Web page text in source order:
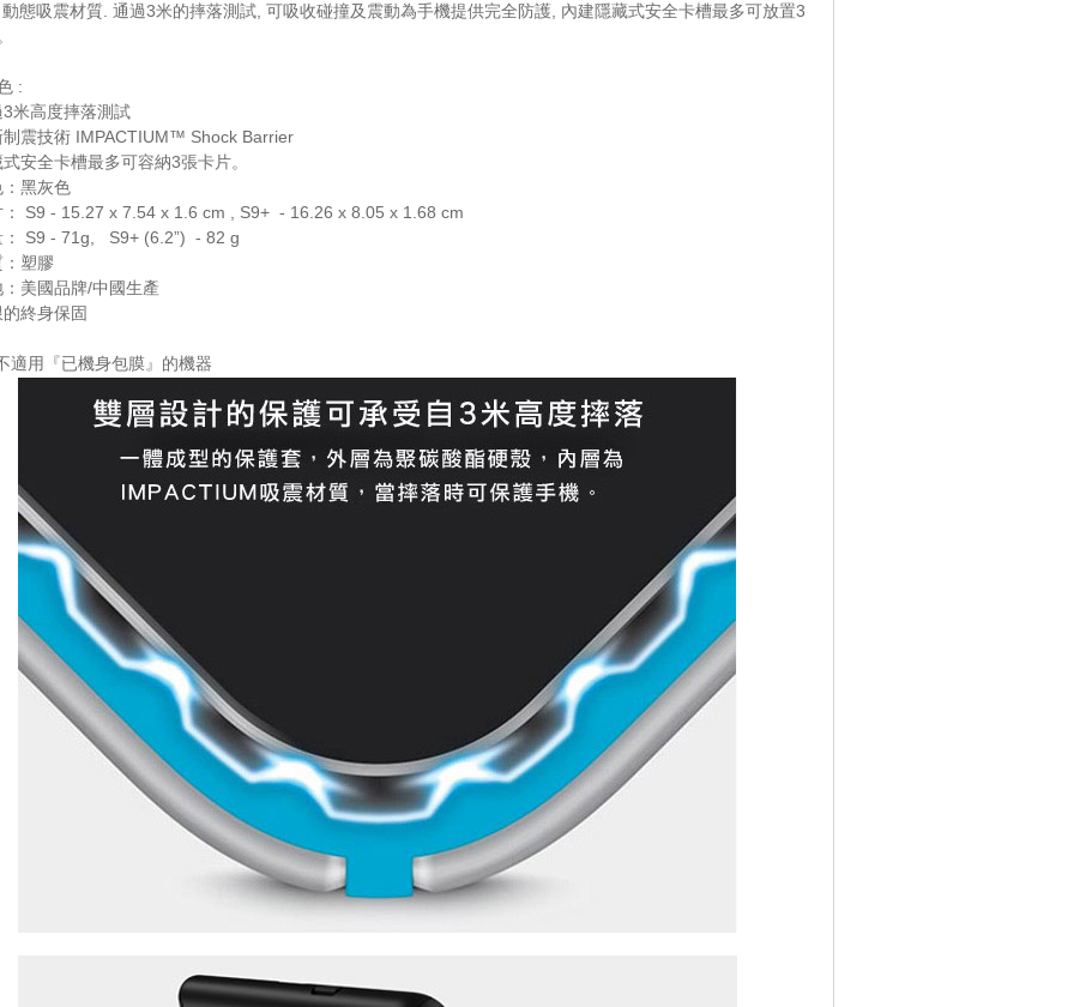
態吸震材質. 通過3米的摔落測試, 可吸收碰撞及震動為手機提供完全防護, 內建隱藏式安全卡槽最多可放置3
:
米高度摔落測試
震技術 IMPACTIUM™ Shock Barrier
安全卡槽最多可容納3張卡片。
黑灰色
S9 - 15.27 x 7.54 x 1.6 cm , S9+ - 16.26 x 8.05 x 1.68 cm
S9 - 71g, S9+ (6.2”) - 82 g
塑膠
美國品牌/中國生產
終身保固
適用『已機身包膜』的機器